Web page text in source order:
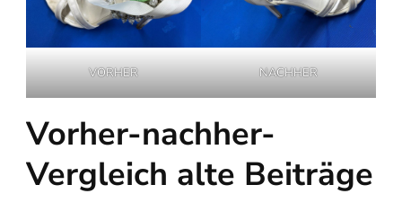
VORHER NACHHER
Vorher-nachher-
Vergleich alte Beiträge